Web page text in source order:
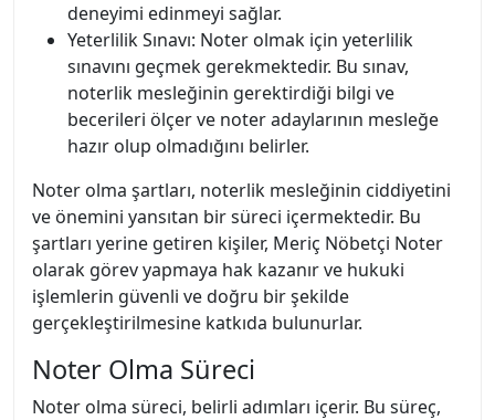
deneyimi edinmeyi sağlar.
Yeterlilik Sınavı: Noter olmak için yeterlilik
sınavını geçmek gerekmektedir. Bu sınav,
noterlik mesleğinin gerektirdiği bilgi ve
becerileri ölçer ve noter adaylarının mesleğe
hazır olup olmadığını belirler.
Noter olma şartları, noterlik mesleğinin ciddiyetini
ve önemini yansıtan bir süreci içermektedir. Bu
şartları yerine getiren kişiler, Meriç Nöbetçi Noter
olarak görev yapmaya hak kazanır ve hukuki
işlemlerin güvenli ve doğru bir şekilde
gerçekleştirilmesine katkıda bulunurlar.
Noter Olma Süreci
Noter olma süreci, belirli adımları içerir. Bu süreç,